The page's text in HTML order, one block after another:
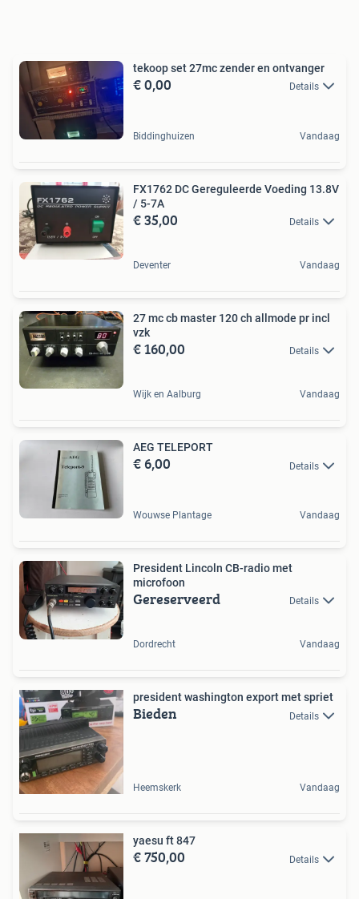
tekoop set 27mc zender en ontvanger
€ 0,00 Details
Biddinghuizen Vandaag
FX1762 DC Gereguleerde Voeding 13.8V
/ 5-7A
€ 35,00 Details
Deventer Vandaag
27 mc cb master 120 ch allmode pr incl
vzk
€ 160,00 Details
Wijk en Aalburg Vandaag
AEG TELEPORT
€ 6,00 Details
Wouwse Plantage Vandaag
President Lincoln CB-radio met
microfoon
Gereserveerd Details
Dordrecht Vandaag
president washington export met spriet
Bieden Details
Heemskerk Vandaag
yaesu ft 847
€ 750,00 Details